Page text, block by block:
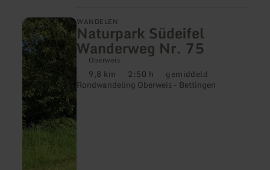
WANDELEN
Naturpark Südeifel
Wanderweg Nr. 75
Oberweis
Afstand:
9,8 km Duur:
2:50 h Moeilijkheidsgraad:
gemiddeld
Rondwandeling Oberweis - Bettingen
meer
informatie
over:
Naturpark
Südeifel
Wanderweg
Nr.
75